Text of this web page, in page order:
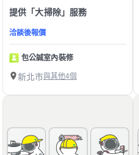
提供「大掃除」服務
洽談後報價
包公誠室內裝修
新北市與其他4個